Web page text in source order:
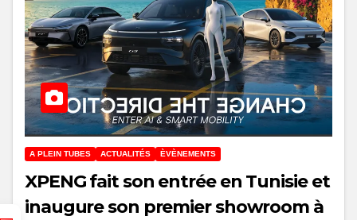
A PLEIN TUBES ACTUALITÉS ÈVÈNEMENTS
XPENG fait son entrée en Tunisie et
inaugure son premier showroom à